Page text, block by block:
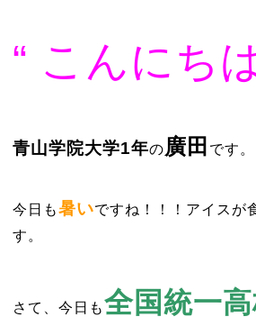
“ こんにち
青山学院大学1年の 廣田 です。
今日も暑いですね！！！アイスが
す。
さて、今日も全国統一